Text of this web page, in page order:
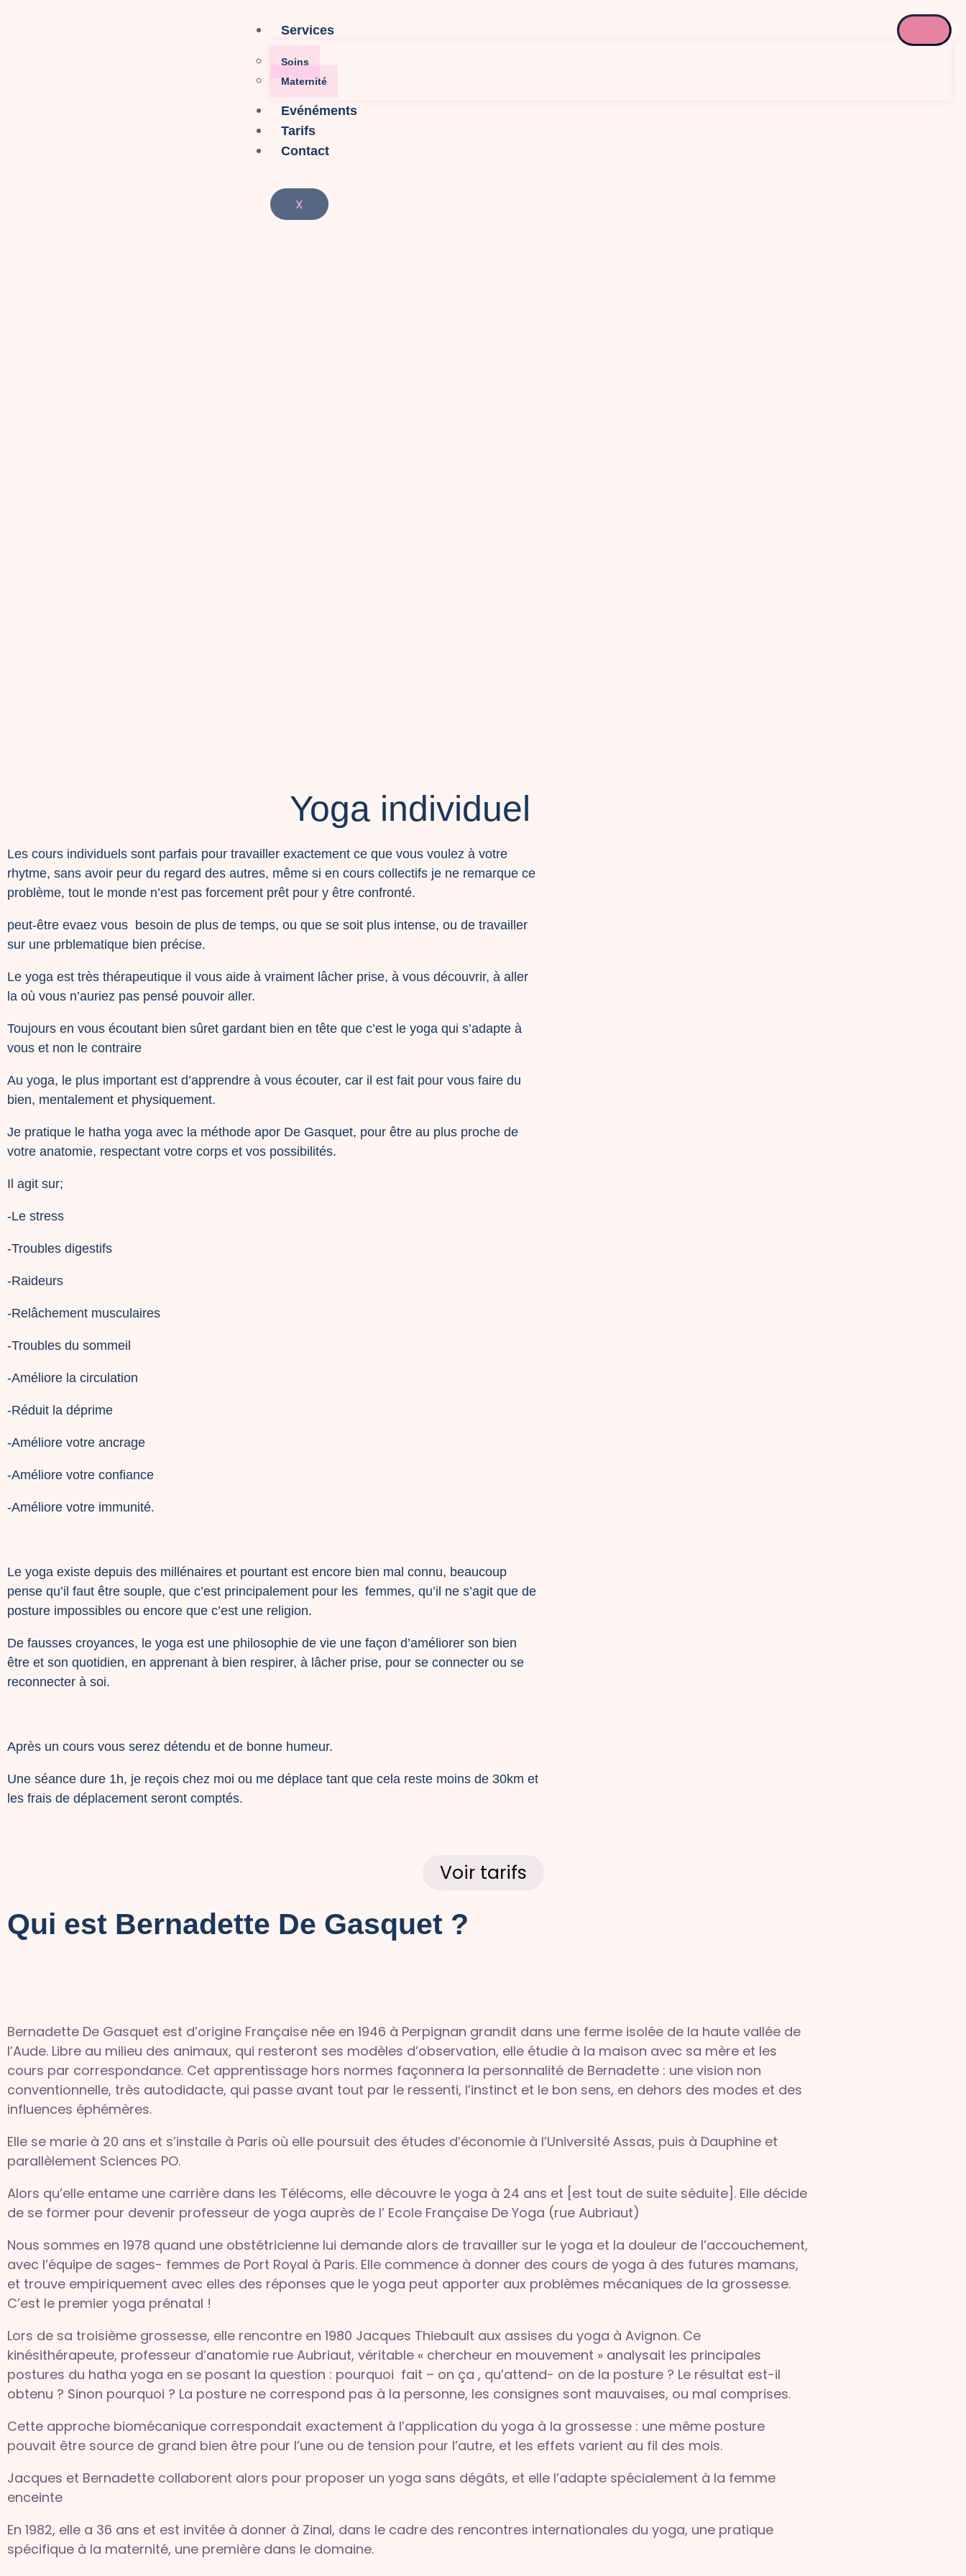
Services
Soins
Maternité
Evénéments
Tarifs
Contact
X
Yoga individuel
Les cours individuels sont parfais pour travailler exactement ce que vous voulez à votre
rhytme, sans avoir peur du regard des autres, même si en cours collectifs je ne remarque ce
problème, tout le monde n’est pas forcement prêt pour y être confronté.
peut-être evaez vous besoin de plus de temps, ou que se soit plus intense, ou de travailler
sur une prblematique bien précise.
Le yoga est très thérapeutique il vous aide à vraiment lâcher prise, à vous découvrir, à aller
la où vous n’auriez pas pensé pouvoir aller.
Toujours en vous écoutant bien sûret gardant bien en tête que c’est le yoga qui s’adapte à
vous et non le contraire
Au yoga, le plus important est d’apprendre à vous écouter, car il est fait pour vous faire du
bien, mentalement et physiquement.
Je pratique le hatha yoga avec la méthode apor De Gasquet, pour être au plus proche de
votre anatomie, respectant votre corps et vos possibilités.
Il agit sur;
-Le stress
-Troubles digestifs
-Raideurs
-Relâchement musculaires
-Troubles du sommeil
-Améliore la circulation
-Réduit la déprime
-Améliore votre ancrage
-Améliore votre confiance
-Améliore votre immunité.
Le yoga existe depuis des millénaires et pourtant est encore bien mal connu, beaucoup
pense qu’il faut être souple, que c’est principalement pour les femmes, qu’il ne s’agit que de
posture impossibles ou encore que c’est une religion.
De fausses croyances, le yoga est une philosophie de vie une façon d’améliorer son bien
être et son quotidien, en apprenant à bien respirer, à lâcher prise, pour se connecter ou se
reconnecter à soi.
Après un cours vous serez détendu et de bonne humeur.
Une séance dure 1h, je reçois chez moi ou me déplace tant que cela reste moins de 30km et
les frais de déplacement seront comptés.
Voir tarifs
Qui est Bernadette De Gasquet ?
Bernadette De Gasquet est d’origine Française née en 1946 à Perpignan grandit dans une ferme isolée de la haute vallée de
l’Aude. Libre au milieu des animaux, qui resteront ses modèles d’observation, elle étudie à la maison avec sa mère et les
cours par correspondance. Cet apprentissage hors normes façonnera la personnalité de Bernadette : une vision non
conventionnelle, très autodidacte, qui passe avant tout par le ressenti, l’instinct et le bon sens, en dehors des modes et des
influences éphémères.
Elle se marie à 20 ans et s’installe à Paris où elle poursuit des études d’économie à l’Université Assas, puis à Dauphine et
parallèlement Sciences PO.
Alors qu’elle entame une carrière dans les Télécoms, elle découvre le yoga à 24 ans et [est tout de suite séduite]. Elle décide
de se former pour devenir professeur de yoga auprès de l’ Ecole Française De Yoga (rue Aubriaut)
Nous sommes en 1978 quand une obstétricienne lui demande alors de travailler sur le yoga et la douleur de l’accouchement,
avec l’équipe de sages- femmes de Port Royal à Paris. Elle commence à donner des cours de yoga à des futures mamans,
et trouve empiriquement avec elles des réponses que le yoga peut apporter aux problèmes mécaniques de la grossesse.
C’est le premier yoga prénatal !
Lors de sa troisième grossesse, elle rencontre en 1980 Jacques Thiebault aux assises du yoga à Avignon. Ce
kinésithérapeute, professeur d’anatomie rue Aubriaut, véritable « chercheur en mouvement » analysait les principales
postures du hatha yoga en se posant la question : pourquoi fait – on ça , qu’attend- on de la posture ? Le résultat est-il
obtenu ? Sinon pourquoi ? La posture ne correspond pas à la personne, les consignes sont mauvaises, ou mal comprises.
Cette approche biomécanique correspondait exactement à l’application du yoga à la grossesse : une même posture
pouvait être source de grand bien être pour l’une ou de tension pour l’autre, et les effets varient au fil des mois.
Jacques et Bernadette collaborent alors pour proposer un yoga sans dégâts, et elle l’adapte spécialement à la femme
enceinte
En 1982, elle a 36 ans et est invitée à donner à Zinal, dans le cadre des rencontres internationales du yoga, une pratique
spécifique à la maternité, une première dans le domaine.